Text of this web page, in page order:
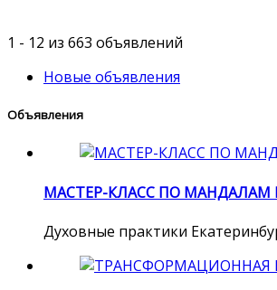
1 - 12 из 663 объявлений
Новые объявления
Объявления
МАСТЕР-КЛАСС ПО МАНДАЛАМ
Духовные практики